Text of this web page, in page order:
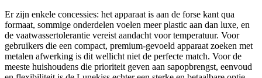
Er zijn enkele concessies: het apparaat is aan de forse kant qua
formaat, sommige onderdelen voelen meer plastic aan dan luxe, en
de vaatwassertolerantie vereist aandacht voor temperatuur. Voor
gebruikers die een compact, premium-gevoeld apparaat zoeken met
metalen afwerking is dit wellicht niet de perfecte match. Voor de
meeste huishoudens die prioriteit geven aan sapopbrengst, eenvoud